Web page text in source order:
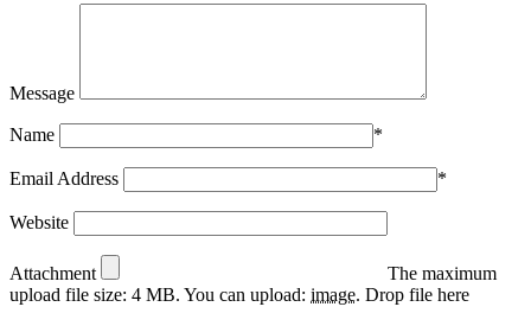
Message
Name *
Email Address *
Website
Attachment
The maximum
upload file size: 4 MB. You can upload: image. Drop file here